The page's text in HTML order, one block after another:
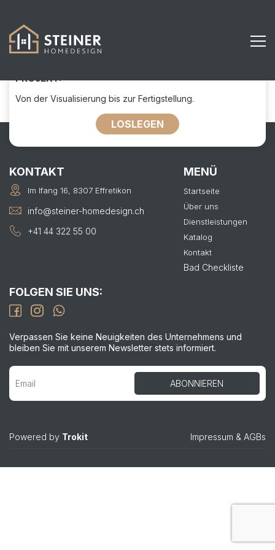
PROJEKT:
Von der Visualisierung bis zur Fertigstellung.
LOSLEGEN
KONTAKT
Im Ifang 16, 8307 Effretikon
info@steiner-homedesign.ch
+41 44 322 55 00
MENÜ
Startseite
Über uns
Dienstleistungen
Katalog
Kontakt
Bad Checkliste
FOLGEN SIE UNS:
Verpassen Sie keine Neuigkeiten des Unternehmens und
bleiben Sie mit unserem Newsletter stets informiert.
Powered by Trokit Impressum & AGBs